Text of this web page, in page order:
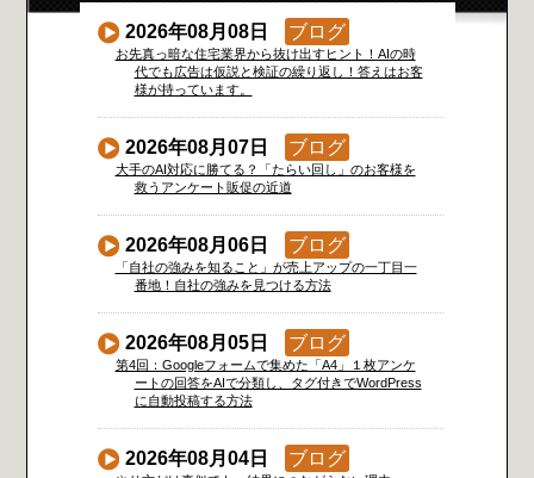
2026年08月08日 ブログ
お先真っ暗な住宅業界から抜け出すヒント！AIの時
代でも広告は仮説と検証の繰り返し！答えはお客
様が持っています。
2026年08月07日 ブログ
大手のAI対応に勝てる？「たらい回し」のお客様を
救うアンケート販促の近道
2026年08月06日 ブログ
「自社の強みを知ること」が売上アップの一丁目一
番地！自社の強みを見つける方法
2026年08月05日 ブログ
第4回：Googleフォームで集めた「A4」１枚アンケ
ートの回答をAIで分類し、タグ付きでWordPress
に自動投稿する方法
2026年08月04日 ブログ